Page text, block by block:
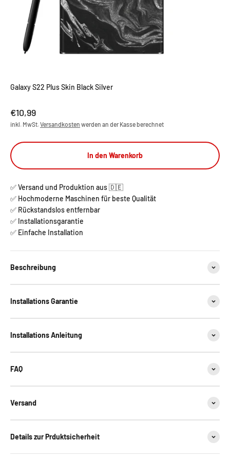
Galaxy S22 Plus Skin Black Silver
Angebot
€10,99
inkl. MwSt.Versandkosten werden an der Kasse berechnet
In den Warenkorb
✅ Versand und Produktion aus 🇩🇪
✅ Hochmoderne Maschinen für beste Qualität
✅ Rückstandslos entfernbar
✅ Installationsgarantie
✅ Einfache Installation
Beschreibung
Installations Garantie
Installations Anleitung
FAQ
Versand
Details zur Prduktsicherheit